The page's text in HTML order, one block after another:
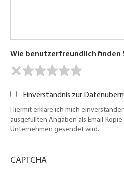
Wie benutzerfreundlich finden
Einverständnis zur
Hiermit erkläre ich mich
ausgefüllten Angaben als Email-
Unternehmen gesendet wird.
CAPTCHA